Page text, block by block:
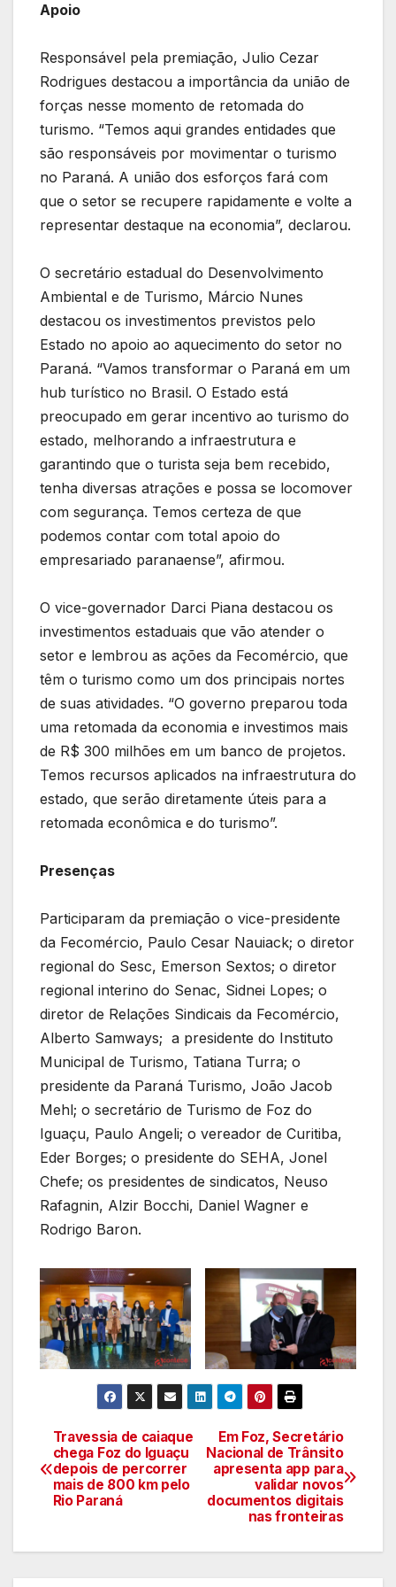
Apoio
Responsável pela premiação, Julio Cezar
Rodrigues destacou a importância da união de
forças nesse momento de retomada do
turismo. “Temos aqui grandes entidades que
são responsáveis por movimentar o turismo
no Paraná. A união dos esforços fará com
que o setor se recupere rapidamente e volte a
representar destaque na economia”, declarou.
O secretário estadual do Desenvolvimento
Ambiental e de Turismo, Márcio Nunes
destacou os investimentos previstos pelo
Estado no apoio ao aquecimento do setor no
Paraná. “Vamos transformar o Paraná em um
hub turístico no Brasil. O Estado está
preocupado em gerar incentivo ao turismo do
estado, melhorando a infraestrutura e
garantindo que o turista seja bem recebido,
tenha diversas atrações e possa se locomover
com segurança. Temos certeza de que
podemos contar com total apoio do
empresariado paranaense”, afirmou.
O vice-governador Darci Piana destacou os
investimentos estaduais que vão atender o
setor e lembrou as ações da Fecomércio, que
têm o turismo como um dos principais nortes
de suas atividades. “O governo preparou toda
uma retomada da economia e investimos mais
de R$ 300 milhões em um banco de projetos.
Temos recursos aplicados na infraestrutura do
estado, que serão diretamente úteis para a
retomada econômica e do turismo”.
Presenças
Participaram da premiação o vice-presidente
da Fecomércio, Paulo Cesar Nauiack; o diretor
regional do Sesc, Emerson Sextos; o diretor
regional interino do Senac, Sidnei Lopes; o
diretor de Relações Sindicais da Fecomércio,
Alberto Samways; a presidente do Instituto
Municipal de Turismo, Tatiana Turra; o
presidente da Paraná Turismo, João Jacob
Mehl; o secretário de Turismo de Foz do
Iguaçu, Paulo Angeli; o vereador de Curitiba,
Eder Borges; o presidente do SEHA, Jonel
Chefe; os presidentes de sindicatos, Neuso
Rafagnin, Alzir Bocchi, Daniel Wagner e
Rodrigo Baron.
Navegação
de
Em Foz, Secretário
Nacional de Trânsito
apresenta app para
validar novos
documentos digitais
nas fronteiras
Travessia de caiaque
chega Foz do Iguaçu
depois de percorrer
mais de 800 km pelo
Rio Paraná